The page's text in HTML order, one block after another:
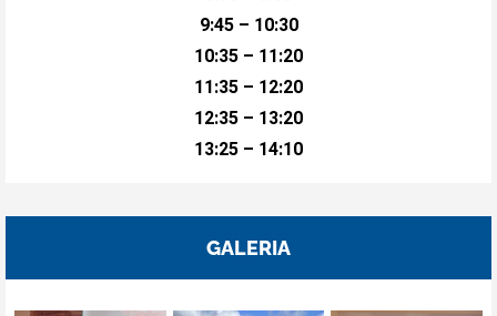
9:45 – 10:30
10:35 – 11:20
11:35 – 12:20
12:35 – 13:20
13:25 – 14:10
GALERIA